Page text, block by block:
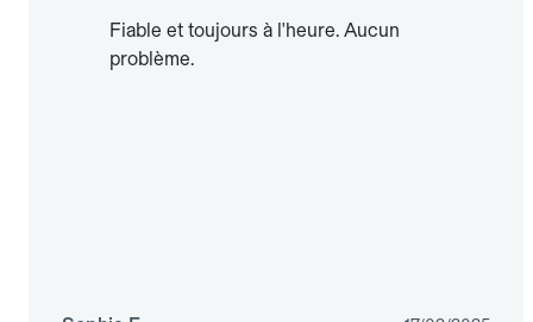
Fiable et toujours à l'heure. Aucun
problème.